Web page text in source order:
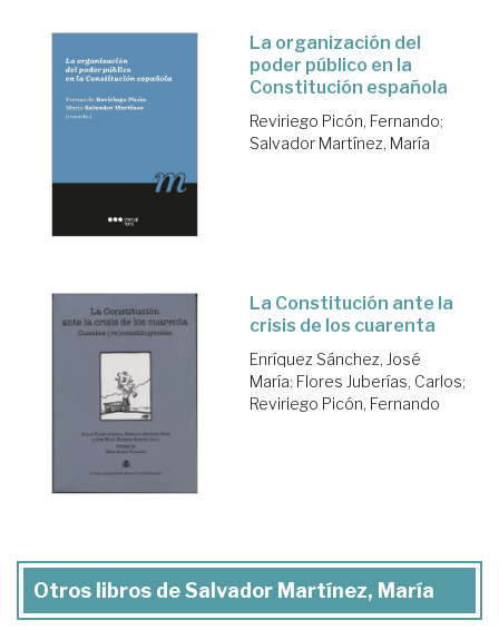
La organización del
poder público en la
Constitución española
Reviriego Picón, Fernando;
Salvador Martínez, María
La Constitución ante la
crisis de los cuarenta
Enríquez Sánchez, José
María; Flores Juberías, Carlos;
Reviriego Picón, Fernando
Otros libros de Salvador Martínez, María